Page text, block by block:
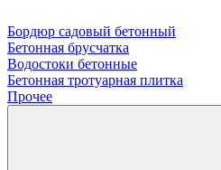
Бордюр садовый бетонный
Бетонная брусчатка
Водостоки бетонные
Бетонная тротуарная плитка
Прочее